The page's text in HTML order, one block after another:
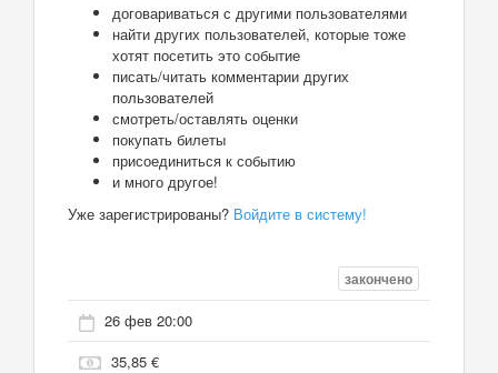
договариваться с другими пользователями
найти других пользователей, которые тоже
хотят посетить это событие
писать/читать комментарии других
пользователей
смотреть/оставлять оценки
покупать билеты
присоединиться к событию
и много другое!
Уже зарегистрированы? Войдите в систему!
закончено
26 фев 20:00
35,85 €